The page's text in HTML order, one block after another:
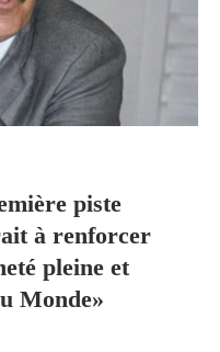
piste
à renforcer
pleine et
Monde»